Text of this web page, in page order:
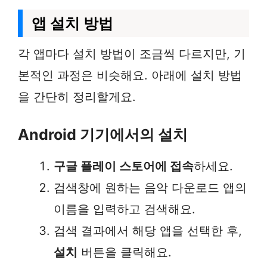
앱 설치 방법
각 앱마다 설치 방법이 조금씩 다르지만, 기
본적인 과정은 비슷해요. 아래에 설치 방법
을 간단히 정리할게요.
Android 기기에서의 설치
구글 플레이 스토어에 접속하세요.
검색창에 원하는 음악 다운로드 앱의
이름을 입력하고 검색해요.
검색 결과에서 해당 앱을 선택한 후,
설치 버튼을 클릭해요.